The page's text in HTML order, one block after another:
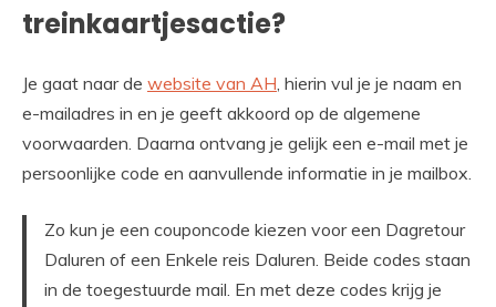
treinkaartjesactie?
Je gaat naar de website van AH, hierin vul je je naam en
e-mailadres in en je geeft akkoord op de algemene
voorwaarden. Daarna ontvang je gelijk een e-mail met je
persoonlijke code en aanvullende informatie in je mailbox.
Zo kun je een couponcode kiezen voor een Dagretour
Daluren of een Enkele reis Daluren. Beide codes staan
in de toegestuurde mail. En met deze codes krijg je